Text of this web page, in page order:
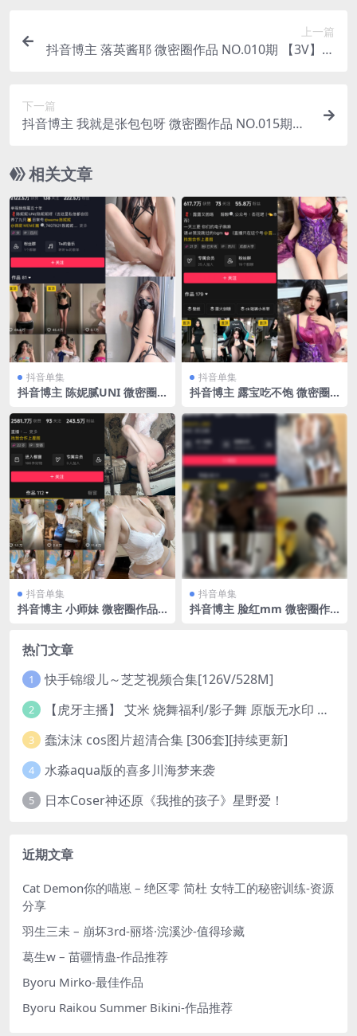
上一篇
抖音博主 落英酱耶 微密圈作品 NO.010期 【3V】最
下一篇
抖音博主 我就是张包包呀 微密圈作品 NO.015期
相关文章
抖音单集
抖音博主 陈妮腻UNI 微密圈
新至：2023.11.16
抖音单集
抖音博主 露宝吃不饱 微密圈
新至：2024.4.18
抖音单集
抖音博主 小师妹 微密圈作品
抖音单集
抖音博主 脸红mm 微密圈作
热门文章
1 快手锦缎儿～芝芝视频合集[126V/528M]
2 【虎牙主播】 艾米 烧舞福利/影子舞 原版无水印 （1v/130m）
3 蠢沫沫 cos图片超清合集 [306套][持续更新]
4 水淼aqua版的喜多川海梦来袭
5 日本Coser神还原《我推的孩子》星野爱！
近期文章
Cat Demon你的喵崽 – 绝区零 简杜 女特工的秘密训练-资源
分享
羽生三未 – 崩坏3rd-丽塔·浣溪沙-值得珍藏
葛生w – 苗疆情蛊-作品推荐
Byoru Mirko-最佳作品
Byoru Raikou Summer Bikini-作品推荐